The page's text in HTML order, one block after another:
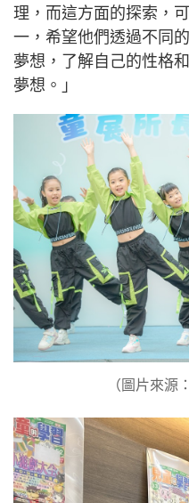
理，而這方面的探索，
一，希望他們透過不同
夢想，了解自己的性格
夢想。」
（圖片來源